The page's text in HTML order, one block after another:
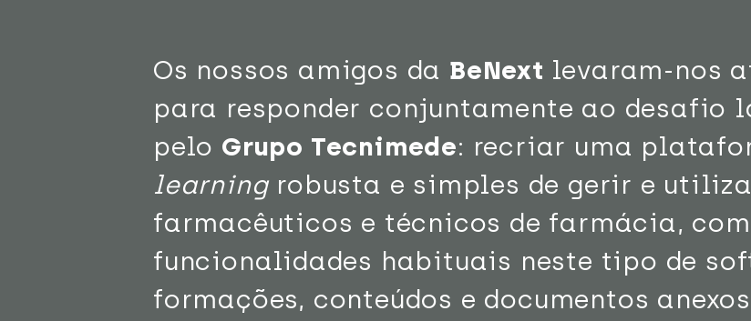
Os nossos amigos da BeNext levaram-nos
para responder conjuntamente ao desafio
pelo Grupo Tecnimede: recriar uma
learningrobusta e simples de gerir e
farmacêuticos e técnicos de farmácia,
funcionalidades habituais neste tipo de
formações, conteúdos e documentos